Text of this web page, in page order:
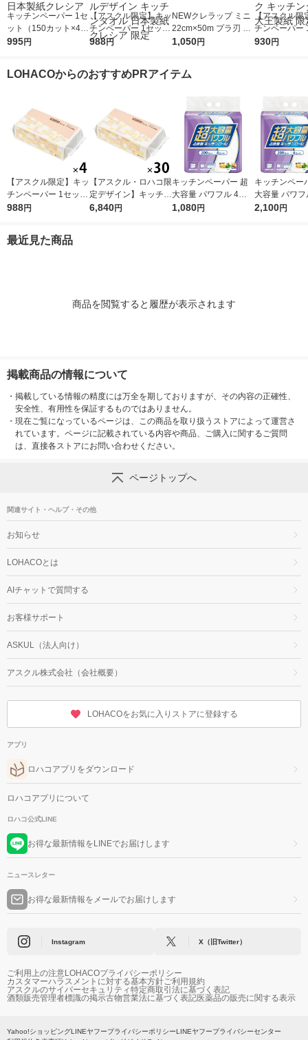
キッチンペーパー 1セ
ット（150カット×4ロ
ール×2） スコッティ
995円
【アスクル限定】キッ
チンペーパー 1セット
（200組×4）スコッテ
タオル 日本製紙クレ
988円
NEWクレラップ ミニ
22cm×50m プラ刃 電
子レンジ・冷凍可 3本
1,050円
【アスクル限
チンペーパー
（100組×6パ
930円
LOHACOからのおすすめPRアイテム
【アスクル限定】キッ
チンペーパー 1セット
（200組×4）スコッテ
タオル 日本製紙クレ
988円
【アスクル・ロハコ限
定デザイン】キッチン
ペーパー スコッティ
6,840円
キッチンペーパー 超
大容量 パワフル 4倍
巻 キッチンロール 1
1,080円
キッチンペー
大容量 パワ
巻 キッチンロ
2,100円
最近見た商品
商品を閲覧すると履歴が表示されます
掲載商品の情報について
・ 掲載している情報の精度には万全を期しておりますが、その内容の正確性、
安全性、有用性を保証するものではありません。
・ 現在ご覧になっているページは、この商品を取り扱うストアによって運営さ
れています。ページに記載されている内容や商品、ご購入に関するご質問
は、直接各ストアにお問い合わせください。
ページトップへ
関連サイト・ヘルプ・その他
お知らせ
LOHACOとは
AIチャットで質問する
お客様サポート
ASKUL（法人向け）
アスクル株式会社（会社概要）
LOHACOをお気に入りストアに登録する
アプリ
ロハコアプリをダウンロード
ロハコアプリについて
ロハコ公式LINE
お得な最新情報をLINEでお届けします
ニュースレター
お得な最新情報をメールでお届けします
Instagram X（旧Twitter）
ご利用上の注意LOHACOプライバシーポリシー
カスタマーハラスメントに対する基本方針ご利用規約
アスクルのサイバーセキュリティ特定商取引法に基づく表記
酒類販売管理者標識の掲示古物営業法に基づく表記医薬品の販売に関する表示
Yahoo!ショッピングLINEヤフープライバシーポリシーLINEヤフープライバシーセンター